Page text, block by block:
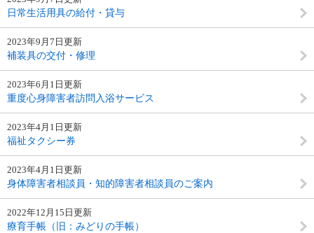
日常生活用具の給付・貸与
2023年9月7日更新
補装具の交付・修理
2023年6月1日更新
重度心身障害者訪問入浴サービス
2023年4月1日更新
福祉タクシー券
2023年4月1日更新
身体障害者相談員・知的障害者相談員のご案内
2022年12月15日更新
療育手帳（旧：みどりの手帳）